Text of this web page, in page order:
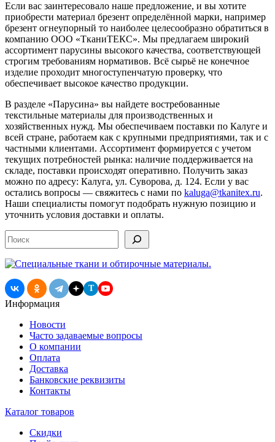
Если вас заинтересовало наше предложение, и вы хотите
приобрести материал брезент определённой марки, например
брезент огнеупорный то наиболее целесообразно обратиться в
компанию ООО «ТканиТЕКС». Мы предлагаем широкий
ассортимент парусины высокого качества, соответствующей
строгим требованиям нормативов. Всё сырьё не конечное
изделие проходит многоступенчатую проверку, что
обеспечивает высокое качество продукции.
В разделе «Парусина» вы найдете востребованные
текстильные материалы для производственных и
хозяйственных нужд. Мы обеспечиваем поставки по Калуге и
всей стране, работаем как с крупными предприятиями, так и с
частными клиентами. Ассортимент формируется с учетом
текущих потребностей рынка: наличие поддерживается на
складе, поставки происходят оперативно. Получить заказ
можно по адресу: Калуга, ул. Суворова, д. 124. Если у вас
остались вопросы — свяжитесь с нами по kaluga@tkanitex.ru.
Наши специалисты помогут подобрать нужную позицию и
уточнить условия доставки и оплаты.
Поиск
T
Информация
Новости
Часто задаваемые вопросы
О компании
Оплата
Доставка
Банковские реквизиты
Контакты
Каталог товаров
Скидки